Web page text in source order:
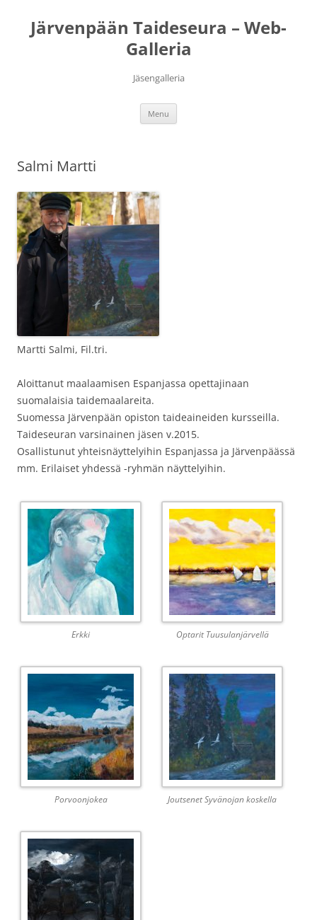
Järvenpään Taideseura – Web-
Galleria
Jäsengalleria
Menu
Salmi Martti
Martti Salmi, Fil.tri.
Aloittanut maalaamisen Espanjassa opettajinaan
suomalaisia taidemaalareita.
Suomessa Järvenpään opiston taideaineiden kursseilla.
Taideseuran varsinainen jäsen v.2015.
Osallistunut yhteisnäyttelyihin Espanjassa ja Järvenpäässä
mm. Erilaiset yhdessä -ryhmän näyttelyihin.
Erkki Optarit Tuusulanjärvellä
Porvoonjokea Joutsenet Syvänojan koskella